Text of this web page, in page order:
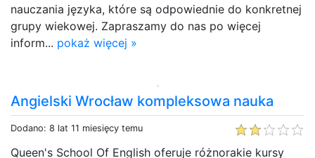
nauczania języka, które są odpowiednie do konkretnej
grupy wiekowej. Zapraszamy do nas po więcej
inform... pokaż więcej »
Angielski Wrocław kompleksowa nauka
Dodano: 8 lat 11 miesięcy temu
Queen's School Of English oferuje różnorakie kursy